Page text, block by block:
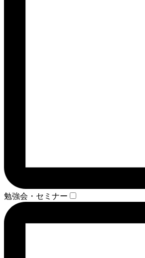
勉強会・セミナー